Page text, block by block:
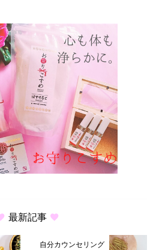
最新記事
自分カウンセリング